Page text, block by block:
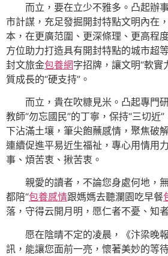
而立，要在立少不雅多。凸起辦
市計謀，充足發掘開封特點文明內在
本，在更廣范圍、更深條理、更高程
方位助力打造具有開封特點的城市超
封文旅金包養網字招牌，讓文明“軟實
質成長的“硬支持”。
而立，貴在吹糠見米。凸起專門
教師“勿忘國民”的丁寧，保持“三切近
下沾滿土壤，筆尖飽蘸感情，聚焦破
連續促進平易近生福祉，專心用情用
事、煩苦衷、揪苦衷。
親愛的讀者，不論您身處何地，
都陪“包養感情跟媽媽去聽瀾園吃早餐
落，守得云開月明，愿仁者不憂、知
愿在陰晴不定的凌晨，《汴梁晚
訊，能讓您面前一亮，懷著美妙的等